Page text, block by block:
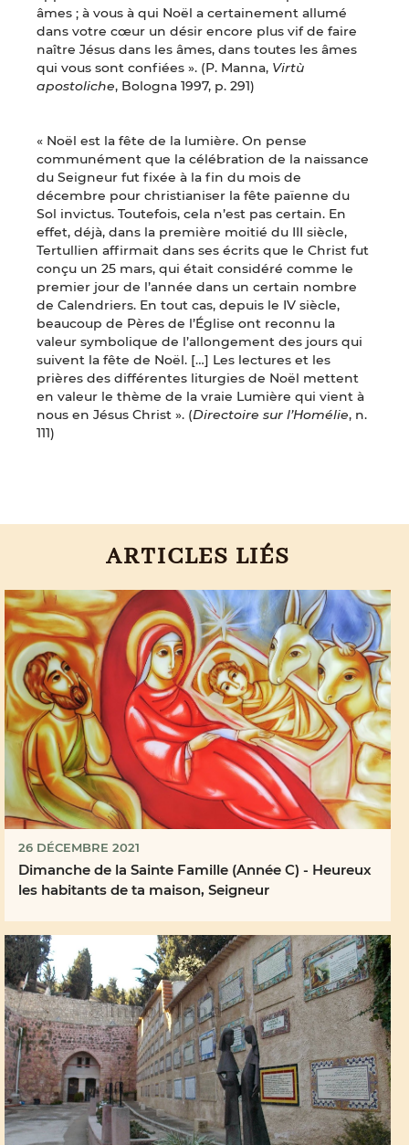
âmes ; à vous à qui Noël a certainement allumé
dans votre cœur un désir encore plus vif de faire
naître Jésus dans les âmes, dans toutes les âmes
qui vous sont confiées ». (P. Manna, Virtù
apostoliche, Bologna 1997, p. 291)
« Noël est la fête de la lumière. On pense
communément que la célébration de la naissance
du Seigneur fut fixée à la fin du mois de
décembre pour christianiser la fête païenne du
Sol invictus. Toutefois, cela n’est pas certain. En
effet, déjà, dans la première moitié du III siècle,
Tertullien affirmait dans ses écrits que le Christ fut
conçu un 25 mars, qui était considéré comme le
premier jour de l’année dans un certain nombre
de Calendriers. En tout cas, depuis le IV siècle,
beaucoup de Pères de l’Église ont reconnu la
valeur symbolique de l’allongement des jours qui
suivent la fête de Noël. […] Les lectures et les
prières des différentes liturgies de Noël mettent
en valeur le thème de la vraie Lumière qui vient à
nous en Jésus Christ ». (Directoire sur l’Homélie, n.
111)
ARTICLES LIÉS
26 DÉCEMBRE 2021
Dimanche de la Sainte Famille (Année C) - Heureux
les habitants de ta maison, Seigneur